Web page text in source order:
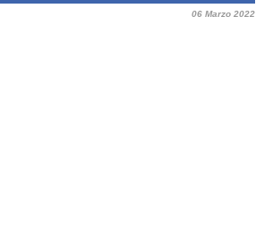
06 Marzo 2022